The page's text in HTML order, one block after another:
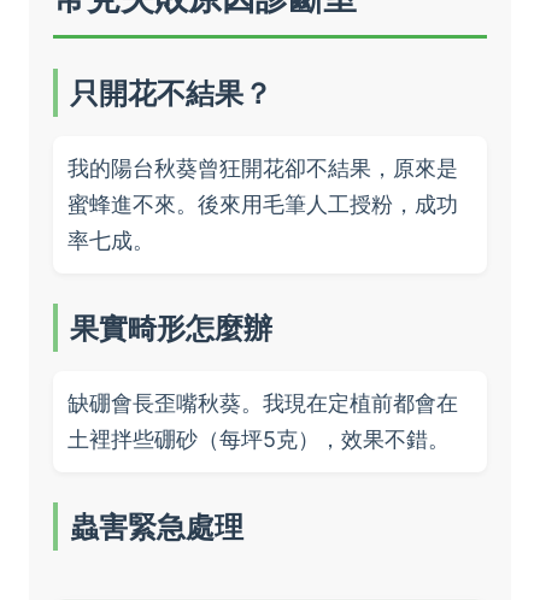
只開花不結果？
我的陽台秋葵曾狂開花卻不結果，原來是
蜜蜂進不來。後來用毛筆人工授粉，成功
率七成。
果實畸形怎麼辦
缺硼會長歪嘴秋葵。我現在定植前都會在
土裡拌些硼砂（每坪5克），效果不錯。
蟲害緊急處理